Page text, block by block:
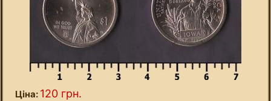
Ціна: 120 грн.